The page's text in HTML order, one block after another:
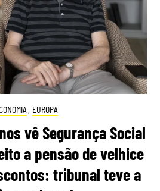
, EUROPA
vê Segurança Social
a pensão de velhice
tribunal teve a